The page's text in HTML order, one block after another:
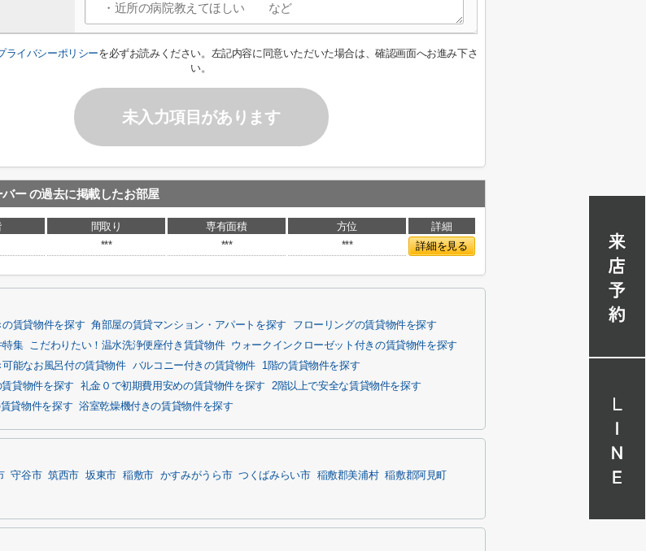
ライバシーポリシーを必ずお読みください。左記内容に同意いただいた場合は、確認画面へお進み下さ
い。
未入力項目があります
バー の過去に掲載したお部屋
間取り 専有面積 方位
詳細
*** *** *** 詳細を見る
の賃貸物件を探す 角部屋の賃貸マンション・アパートを探す
フローリングの賃貸物件を探す
特集 こだわりたい！温水洗浄便座付き賃貸物件
ウォークインクローゼット付きの賃貸物件を探す
可能なお風呂付の賃貸物件 バルコニー付きの賃貸物件
1階の賃貸物件を探す
貸物件を探す 礼金０で初期費用安めの賃貸物件を探す
2階以上で安全な賃貸物件を探す
貸物件を探す 浴室乾燥機付きの賃貸物件を探す
守谷市 筑西市 坂東市 稲敷市 かすみがうら市 つくばみらい市 稲敷郡美浦村 稲敷郡阿見町